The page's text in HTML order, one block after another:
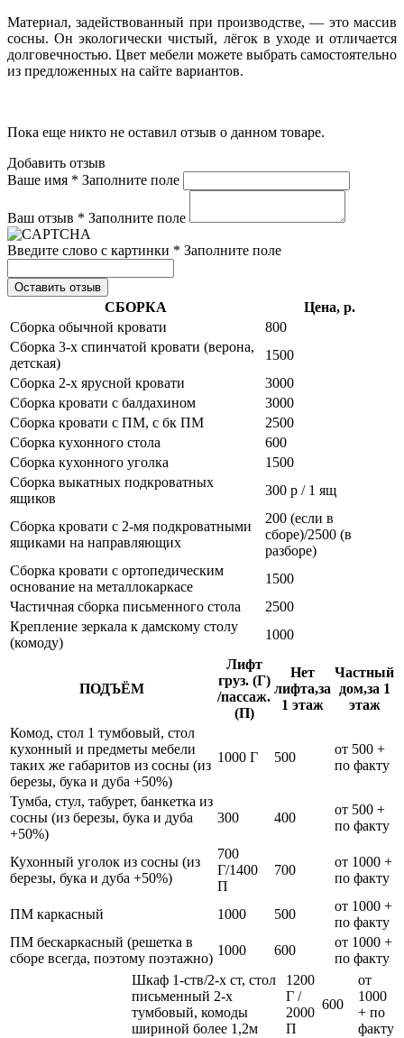
Материал, задействованный при производстве, — это массив
сосны. Он экологически чистый, лёгок в уходе и отличается
долговечностью. Цвет мебели можете выбрать самостоятельно
из предложенных на сайте вариантов.
Пока еще никто не оставил отзыв о данном товаре.
Добавить отзыв
Ваше имя * Заполните поле
Ваш отзыв * Заполните поле
Введите слово с картинки * Заполните поле
Оставить отзыв
СБОРКА
Цена, р.
Сборка обычной кровати
800
Сборка 3-х спинчатой кровати (верона,
детская)
1500
Сборка 2-х ярусной кровати
3000
Сборка кровати с балдахином
3000
Сборка кровати с ПМ, с бк ПМ
2500
Сборка кухонного стола
600
Сборка кухонного уголка
1500
Сборка выкатных подкроватных
ящиков
300 р / 1 ящ
Сборка кровати с 2-мя подкроватными
ящиками на направляющих
200 (если в
сборе)/2500 (в
разборе)
Сборка кровати с ортопедическим
основание на металлокаркасе
1500
Частичная сборка письменного стола
2500
Крепление зеркала к дамскому столу
(комоду)
1000
ПОДЪЁМ
Лифт
груз. (Г)
/пассаж.
(П)
Нет
лифта,за
1 этаж
Частный
дом,за 1
этаж
Комод, стол 1 тумбовый, стол
кухонный и предметы мебели
таких же габаритов из сосны (из
березы, бука и дуба +50%)
1000 Г 500
от 500 +
по факту
Тумба, стул, табурет, банкетка из
сосны (из березы, бука и дуба
+50%)
300 400
от 500 +
по факту
Кухонный уголок из сосны (из
березы, бука и дуба +50%)
700
Г/1400
П
700
от 1000 +
по факту
ПМ каркасный 1000 500
от 1000 +
по факту
ПМ бескаркасный (решетка в
сборе всегда, поэтому поэтажно)
1000 600
от 1000 +
по факту
Шкаф 1-ств/2-х ст, стол
письменный 2-х
тумбовый, комоды
шириной более 1,2м
1200
Г /
2000
П
600
от
1000
+ по
факту